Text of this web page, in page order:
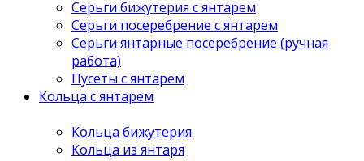
Серьги бижутерия с янтарем
Серьги посеребрение с янтарем
Серьги янтарные посеребрение (ручная
работа)
Пусеты с янтарем
Кольца с янтарем
Кольца бижутерия
Кольца из янтаря